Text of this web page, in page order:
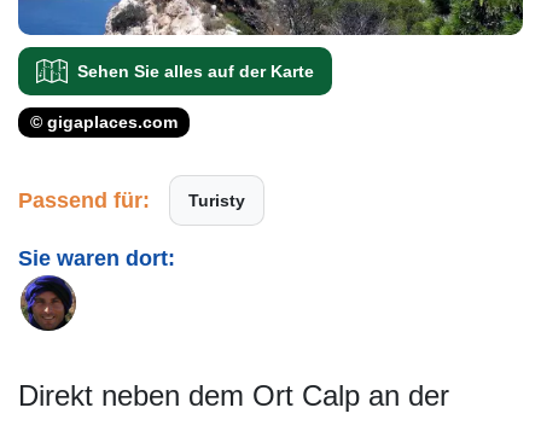
Sehen Sie alles auf der Karte
© gigaplaces.com
Passend für: Turisty
Sie waren dort:
Direkt neben dem Ort Calp an der